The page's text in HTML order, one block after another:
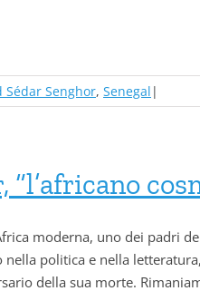
Sédar Senghor, Senegal |
“l’africano
moderna, uno dei padri
politica e nella
della sua morte.